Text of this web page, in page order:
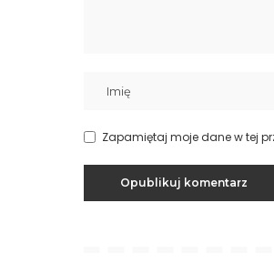
Zapamiętaj moje dane w tej